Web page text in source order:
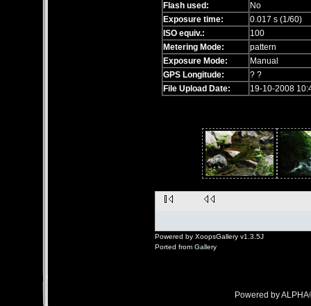
Flash used:
No
Exposure time:
0.017 s (1/60)
ISO equiv.:
100
Metering Mode:
pattern
Exposure Mode:
Manual
GPS Longitude:
? ?
File Upload Date:
19-10-2008
Powered by XoopsGallery v1.3.5J
Ported from Gallery
Powered by